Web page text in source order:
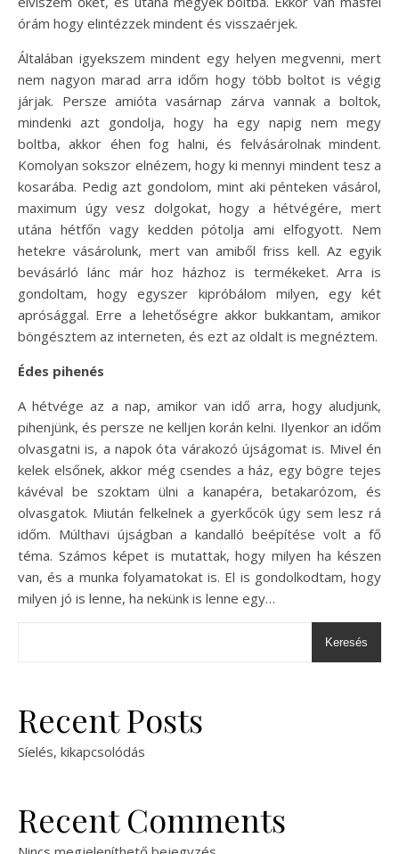
órám hogy elintézzek mindent és visszaérjek.
Általában igyekszem mindent egy helyen megvenni, mert
nem nagyon marad arra időm hogy több boltot is végig
járjak. Persze amióta vasárnap zárva vannak a boltok,
mindenki azt gondolja, hogy ha egy napig nem megy
boltba, akkor éhen fog halni, és felvásárolnak mindent.
Komolyan sokszor elnézem, hogy ki mennyi mindent tesz a
kosarába. Pedig azt gondolom, mint aki pénteken vásárol,
maximum úgy vesz dolgokat, hogy a hétvégére, mert
utána hétfőn vagy kedden pótolja ami elfogyott. Nem
hetekre vásárolunk, mert van amiből friss kell. Az egyik
bevásárló lánc már hoz házhoz is termékeket. Arra is
gondoltam, hogy egyszer kipróbálom milyen, egy két
aprósággal. Erre a lehetőségre akkor bukkantam, amikor
böngésztem az interneten, és ezt az oldalt is megnéztem.
Édes pihenés
A hétvége az a nap, amikor van idő arra, hogy aludjunk,
pihenjünk, és persze ne kelljen korán kelni. Ilyenkor an időm
olvasgatni is, a napok óta várakozó újságomat is. Mivel én
kelek elsőnek, akkor még csendes a ház, egy bögre tejes
kávéval be szoktam ülni a kanapéra, betakarózom, és
olvasgatok. Miután felkelnek a gyerkőcök úgy sem lesz rá
időm. Múlthavi újságban a kandalló beépítése volt a fő
téma. Számos képet is mutattak, hogy milyen ha készen
van, és a munka folyamatokat is. El is gondolkodtam, hogy
milyen jó is lenne, ha nekünk is lenne egy…
Keresés
Recent Posts
Síelés, kikapcsolódás
Recent Comments